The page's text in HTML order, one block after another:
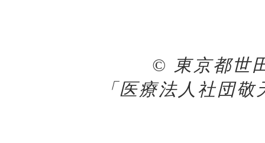
© 東京都世
「医療法人社団